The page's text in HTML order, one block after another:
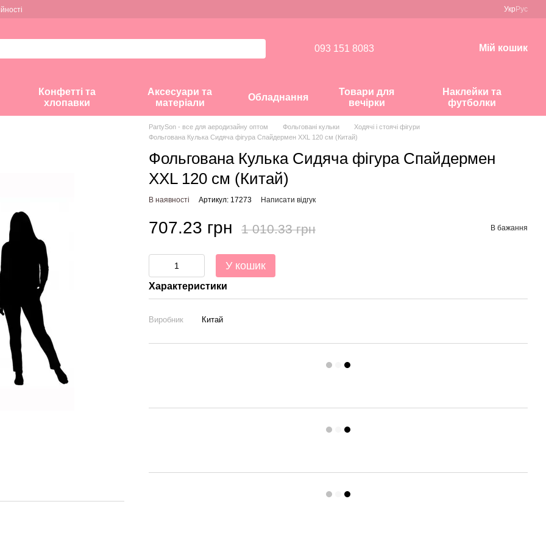
Укр Рус
093 151 8083 Мій кошик
Конфетті та
хлопавки
Аксесуари та
матеріали
Обладнання
Товари для
вечірки
Наклейки та
футболки
PartySon - все для аеродизайну оптом Фольговані кульки
Ходячі і стоячі фігури
Фольгована Кулька Сидяча фігура Спайдермен ХХL 120 см (Китай)
Фольгована Кулька Сидяча фігура Спайдермен
ХХL 120 см (Китай)
В наявності Артикул: 17273 Написати відгук
707.23 грн 1 010.33 грн В бажання
У кошик
Характеристики
Виробник Китай